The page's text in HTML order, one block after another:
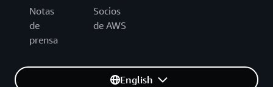
Notas
de
prensa
Socios
de AWS
English